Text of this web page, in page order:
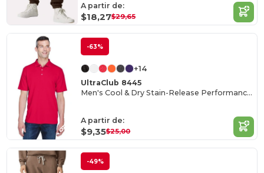
A partir de:
$18,27$29,65
-63%
+14
UltraClub 8445
Men's Cool & Dry Stain-Release Performance Polo
A partir de:
$9,35$25,00
-49%